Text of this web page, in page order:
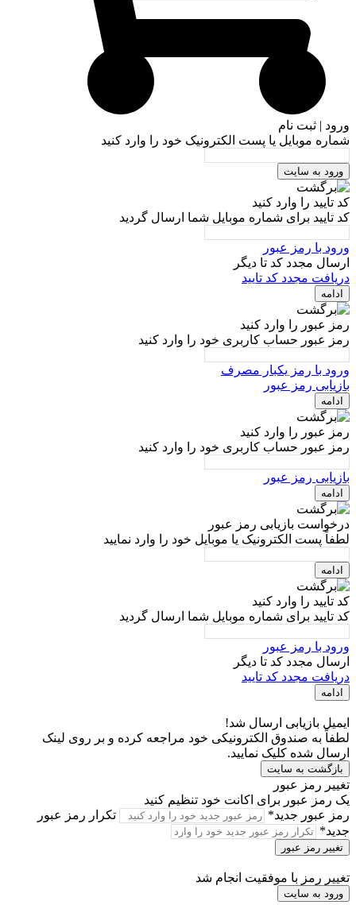
ورود | ثبت نام
شماره موبایل یا پست الکترونیک خود را وارد کنید
ورود به سایت
کد تایید را وارد کنید
کد تایید برای شماره موبایل شما ارسال گردید
ورود با رمز عبور
ارسال مجدد کد تا دیگر
دریافت مجدد کد تایید
ادامه
رمز عبور را وارد کنید
رمز عبور حساب کاربری خود را وارد کنید
ورود با رمز یکبار مصرف
بازیابی رمز عبور
ادامه
رمز عبور را وارد کنید
رمز عبور حساب کاربری خود را وارد کنید
بازیابی رمز عبور
ادامه
درخواست بازیابی رمز عبور
لطفاً پست الکترونیک یا موبایل خود را وارد نمایید
ادامه
کد تایید را وارد کنید
کد تایید برای شماره موبایل شما ارسال گردید
ورود با رمز عبور
ارسال مجدد کد تا دیگر
دریافت مجدد کد تایید
ادامه
ایمیل بازیابی ارسال شد!
لطفاً به صندوق الکترونیکی خود مراجعه کرده و بر روی لینک
ارسال شده کلیک نمایید.
بازگشت به سایت
تغییر رمز عبور
یک رمز عبور برای اکانت خود تنظیم کنید
رمز عبور جدید*
تکرار رمز عبور
جدید*
تغییر رمز عبور
تغییر رمز با موفقیت انجام شد
ورود به سایت